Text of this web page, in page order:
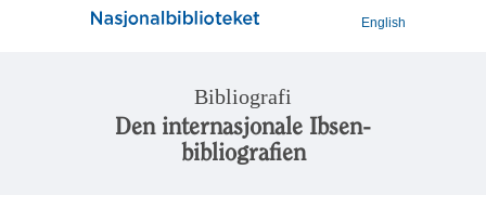
English
Bibliografi
Den internasjonale Ibsen-
bibliografien